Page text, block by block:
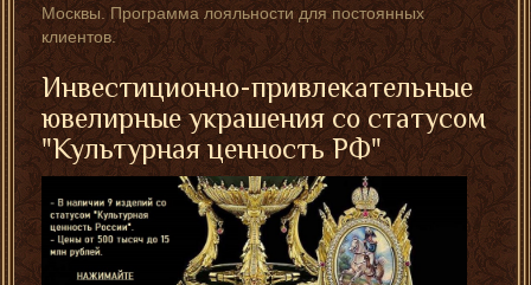
Москвы. Программа лояльности для постоянных
клиентов.
Инвестиционно-привлекательные
ювелирные украшения со статусом
"Культурная ценность РФ"